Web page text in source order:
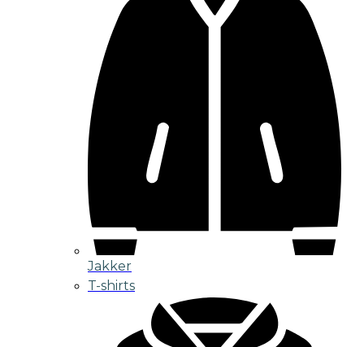
Jakker
T-shirts